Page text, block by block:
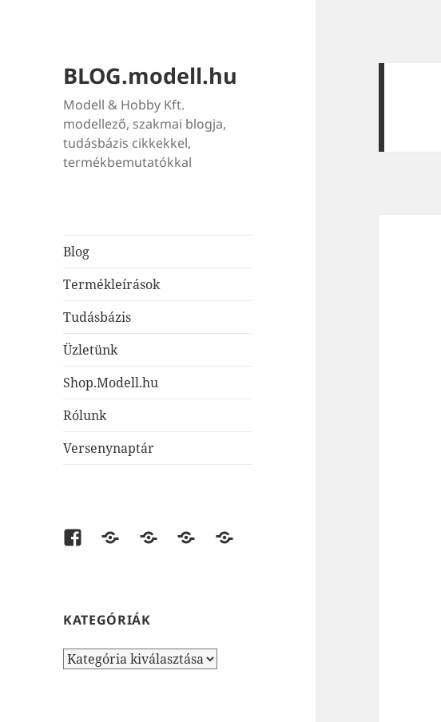
BLOG.modell.hu
Modell & Hobby Kft.
modellező, szakmai blogja,
tudásbázis cikkekkel,
termékbemutatókkal
Blog
Termékleírások
Tudásbázis
Üzletünk
Shop.Modell.hu
Rólunk
Versenynaptár
Facebookshop.modell.hu
AirsoftOne.hu
JátékNet.huJátékBolt.hu
KATEGÓRIÁK
Kategóriák